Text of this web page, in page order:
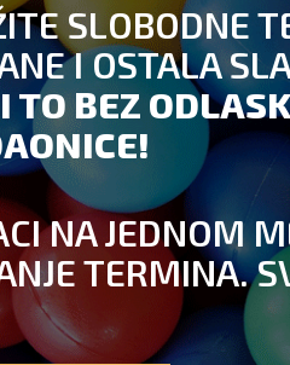
SLOBODNE
I OSTALA
TO BEZ
NA JEDNOM
TERMINA.